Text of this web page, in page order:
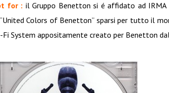
for : il Gruppo Benetton si é affidato ad
Colors of Benetton” sparsi per tutto il
Fi System appositamente creato per Benetton